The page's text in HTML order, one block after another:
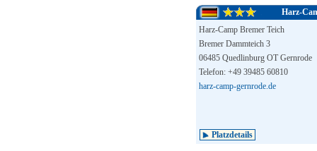
Harz-
Harz-Camp Bremer Teich
Bremer Dammteich 3
06485 Quedlinburg OT Gernrode
Telefon: +49 39485 60810
harz-camp-gernrode.de
Platzdetails